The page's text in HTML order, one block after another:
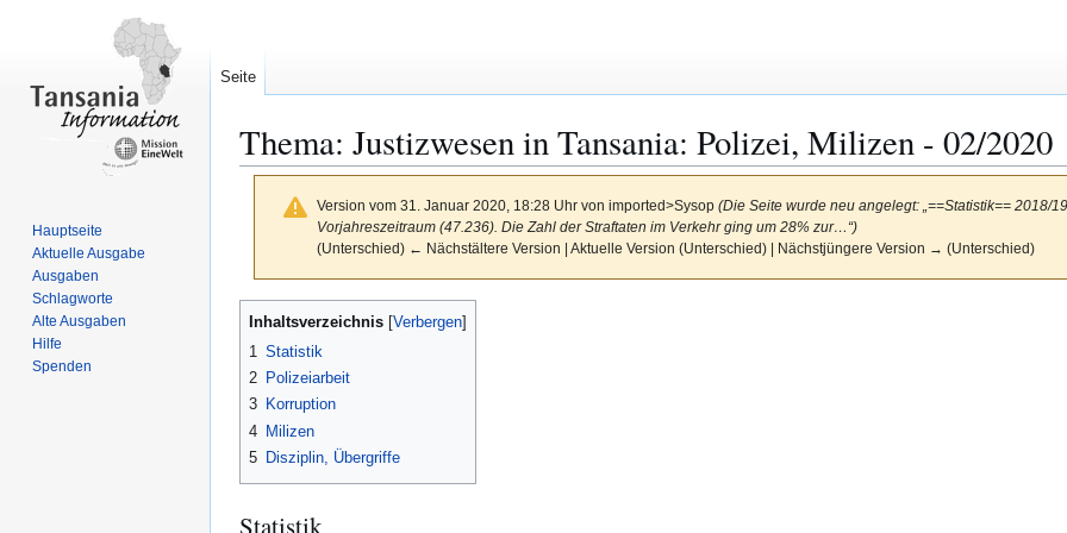
Thema: Justizwesen in Tansania: Polizei, Milizen - 02/2020
Version vom 31. Januar 2020, 18:28 Uhr von imported>Sysop (Die Seite wurde neu angelegt: „==Statistik== 2018/
Vorjahreszeitraum (47.236). Die Zahl der Straftaten im Verkehr ging um 28% zur…“)
(Unterschied) ← Nächstältere Version | Aktuelle Version (Unterschied) | Nächstjüngere Version → (Unterschied)
Zur
Zur
Inhaltsverzeichnis
1 Statistik
2 Polizeiarbeit
3 Korruption
4 Milizen
5 Disziplin, Übergriffe
Statistik
Seite
Hauptseite
Aktuelle Ausgabe
Ausgaben
Schlagworte
Alte Ausgaben
Hilfe
Spenden